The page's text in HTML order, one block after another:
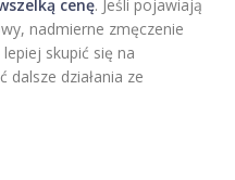
cenę. Jeśli pojawiają
nadmierne zmęczenie
skupić się na
działania ze